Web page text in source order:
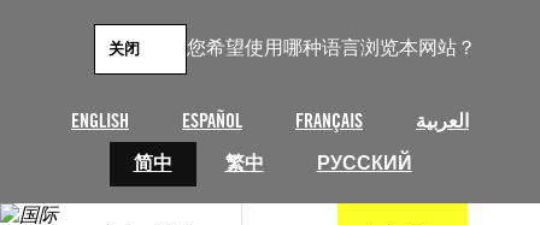
您希望使用哪种语言浏览本网站？
ENGLISH ESPAÑOL FRANÇAIS
العربية
简中
繁中 РУССКИЙ
关闭